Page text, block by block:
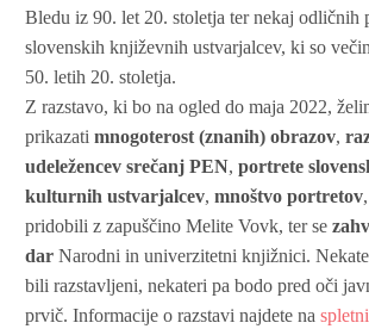
Bledu iz 90. let 20. stoletja ter nekaj odličnih
slovenskih književnih ustvarjalcev, ki so
50. letih 20. stoletja.
Z razstavo, ki bo na ogled do maja 2022,
prikazati mnogoterost (znanih) obrazov,
udeležencev srečanj PEN, portrete
kulturnih ustvarjalcev, mnoštvo portretov
pridobili z zapuščino Melite Vovk, ter se
dar Narodni in univerzitetni knjižnici.
bili razstavljeni, nekateri pa bodo pred oči
prvič. Informacije o razstavi najdete na